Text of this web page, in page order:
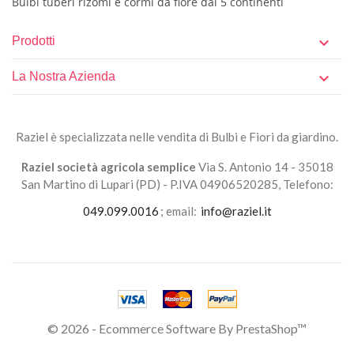
Prodotti 
La Nostra Azienda 
Raziel è specializzata nelle vendita di Bulbi e Fiori da giardino.
Raziel società agricola semplice Via S. Antonio 14 - 35018
San Martino di Lupari (PD) - P.IVA 04906520285, Telefono:
049.099.0016 ; email: info@raziel.it
© 2026 - Ecommerce Software By PrestaShop™